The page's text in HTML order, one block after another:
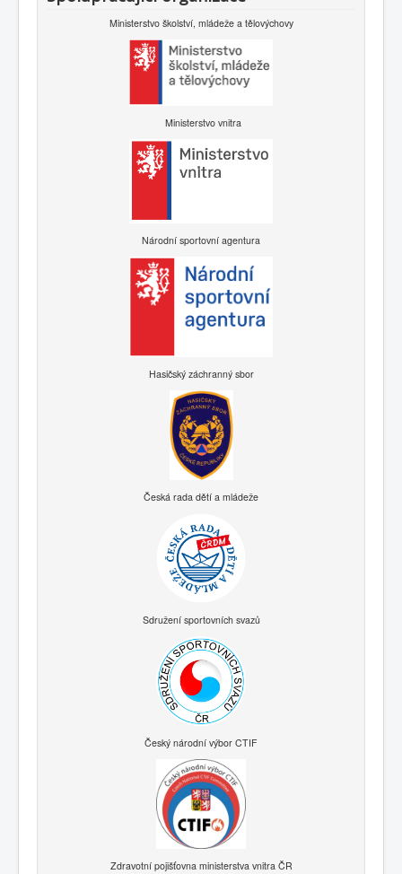
Ministerstvo školství, mládeže a tělovýchovy
Ministerstvo vnitra
Národní sportovní agentura
Hasičský záchranný sbor
Česká rada dětí a mládeže
Sdružení sportovních svazů
Český národní výbor CTIF
Zdravotní pojišťovna ministerstva vnitra ČR